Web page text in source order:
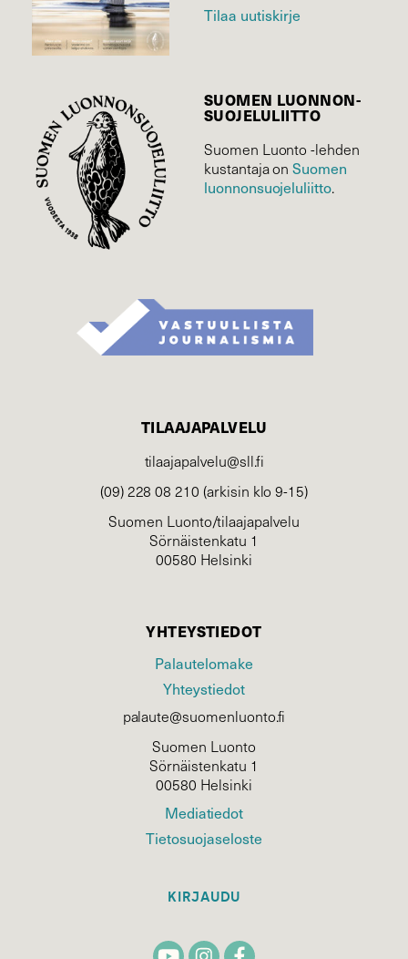
Tilaa uutiskirje
SUOMEN LUONNON­
SUOJELU­LIITTO
Suomen Luonto -lehden
kustantaja onSuomen
luonnonsuojelu­liitto.
TILAAJAPALVELU
tilaajapalvelu@sll.fi
(09) 228 08 210 (arkisin klo 9-15)
Suomen Luonto/tilaajapalvelu
Sörnäistenkatu 1
00580 Helsinki
YHTEYSTIEDOT
Palautelomake
Yhteystiedot
palaute@suomenluonto.fi
Suomen Luonto
Sörnäistenkatu 1
00580 Helsinki
Mediatiedot
Tietosuojaseloste
KIRJAUDU